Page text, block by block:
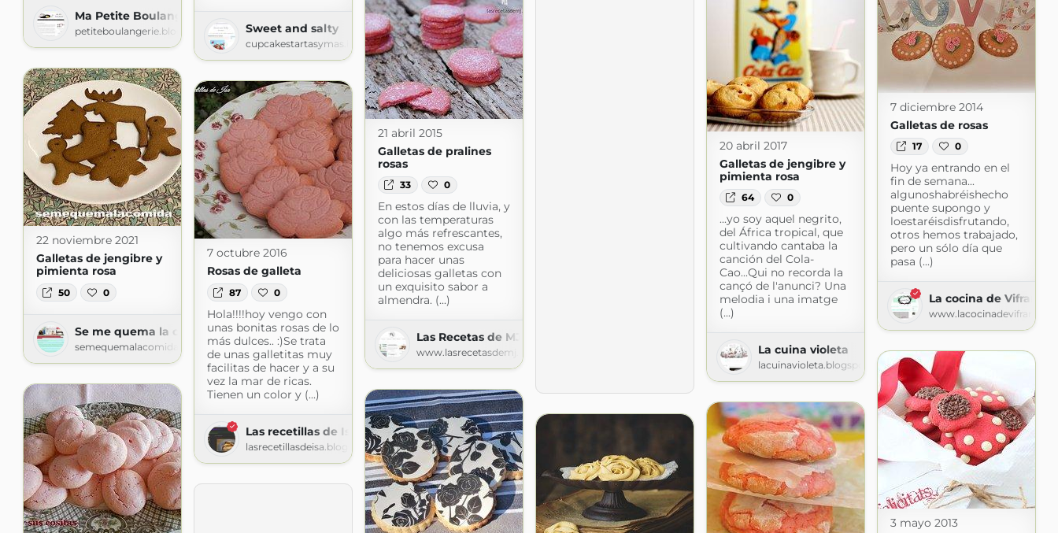
Ma Petite Boulangerie
petiteboulangerie.blogspot.com Sweet and salty
cupcakestartasymas.blogspot.com
7 diciembre 2014
Galletas de rosas
17 0
Hoy ya entrando en el
fin de semana...
algunoshabréishecho
puente supongo y
loestaréisdisfrutando,
otros hemos trabajado,
pero un sólo día que
pasa (...)
La cocina de Vifran
www.lacocinadevifran.com
21 abril 2015
Galletas de pralines
rosas
33 0
En estos días de lluvia, y
con las temperaturas
algo más refrescantes,
no tenemos excusa
para hacer unas
deliciosas galletas con
un exquisito sabor a
almendra. (...)
Las Recetas de MJ
www.lasrecetasdemj.com
20 abril 2017
Galletas de jengibre y
pimienta rosa
64 0
...yo soy aquel negrito,
del África tropical, que
cultivando cantaba la
canción del Cola-
Cao...Qui no recorda la
cançó de l'anunci? Una
melodia i una imatge
(...)
La cuina violeta
lacuinavioleta.blogspot.com
22 noviembre 2021
Galletas de jengibre y
pimienta rosa
50 0
Se me quema la comida
semequemalacomida.blogspot.com
7 octubre 2016
Rosas de galleta
87 0
Hola!!!!hoy vengo con
unas bonitas rosas de lo
más dulces.. :)Se trata
de unas galletitas muy
facilitas de hacer y a su
vez la mar de ricas.
Tienen un color y (...)
Las recetillas de Isa
lasrecetillasdeisa.blogspot.com
3 mayo 2013